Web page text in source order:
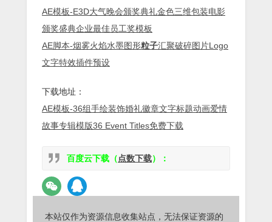
AE模板-E3D大气晚会颁奖典礼金色三维包装电影
颁奖盛典企业最佳员工奖模板
AE脚本-烟雾火焰水墨图形粒子汇聚破碎图片Logo
文字特效插件预设
下载地址：
AE模板-36组手绘装饰婚礼徽章文字标题动画爱情
故事专辑模版36 Event Titles免费下载
百度云下载（点数下载）：
本站仅作为资源信息收集站点，无法保证资源的